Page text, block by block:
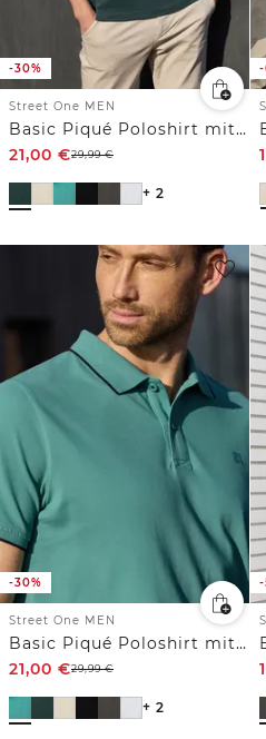
-30%
Street One MEN
Basic Piqué Poloshirt mit Kontrastdetail
21,00 €29,99€
+ 2
-
-30%
Street One MEN
Basic Piqué Poloshirt mit Kontrastdetail
21,00 €29,99€
+ 2
-